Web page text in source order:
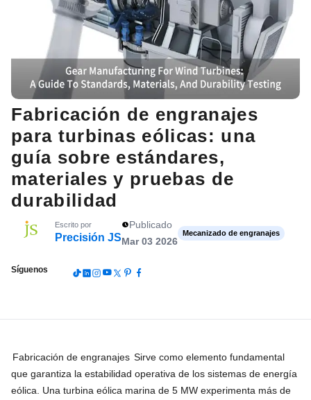
Fabricación de engranajes
para turbinas eólicas: una
guía sobre estándares,
materiales y pruebas de
durabilidad
Escrito por
Precisión JS
Publicado
Mar 03 2026
Mecanizado de engranajes
Síguenos
Fabricación de engranajes Sirve como elemento fundamental
que garantiza la estabilidad operativa de los sistemas de energía
eólica. Una turbina eólica marina de 5 MW experimenta más de